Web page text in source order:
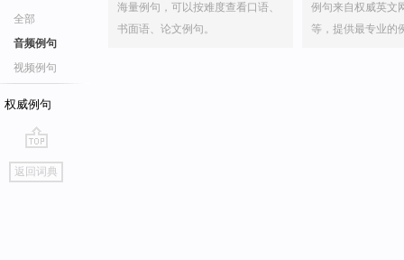
全部
音频例句
视频例句
权威例句
go
top
返回词典
海量例句，可以按难度查看口语、
书面语、论文例句。
例句来自权威英文
等，提供最专业的